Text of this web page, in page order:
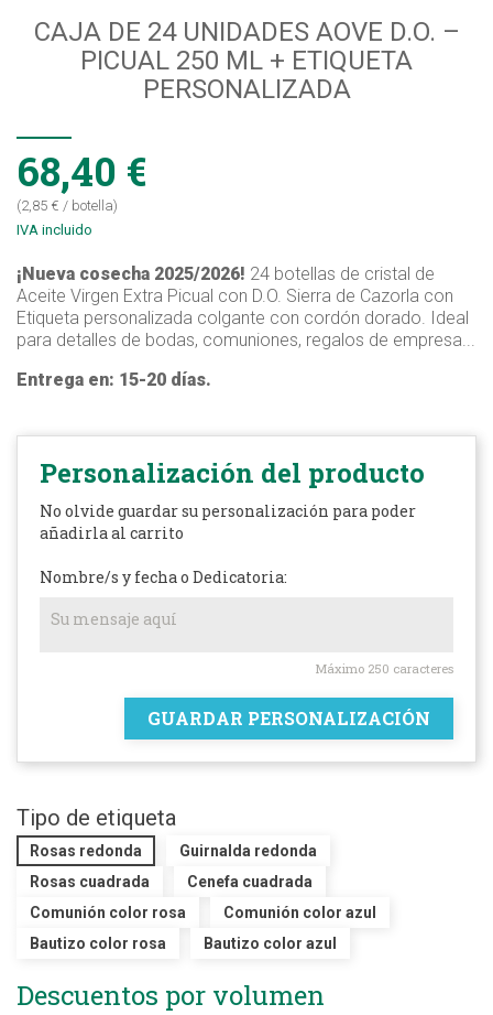
CAJA DE 24 UNIDADES AOVE D.O. –
PICUAL 250 ML + ETIQUETA
PERSONALIZADA
68,40 €
(2,85 € / botella)
IVA incluido
¡Nueva cosecha 2025/2026! 24 botellas de cristal de
Aceite Virgen Extra Picual con D.O. Sierra de Cazorla con
Etiqueta personalizada colgante con cordón dorado. Ideal
para detalles de bodas, comuniones, regalos de empresa...
Entrega en: 15-20 días.
Personalización del producto
No olvide guardar su personalización para poder
añadirla al carrito
Nombre/s y fecha o Dedicatoria:
Máximo 250 caracteres
GUARDAR PERSONALIZACIÓN
Tipo de etiqueta
Rosas redonda
Guirnalda redonda
Rosas cuadrada
Cenefa cuadrada
Comunión color rosa
Comunión color azul
Bautizo color rosa
Bautizo color azul
Descuentos por volumen